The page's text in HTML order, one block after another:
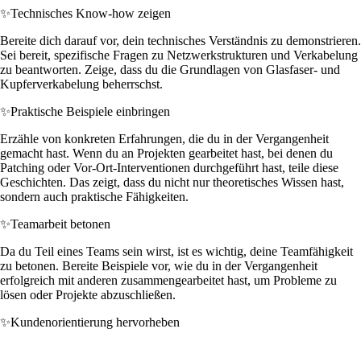
✨Technisches Know-how zeigen
Bereite dich darauf vor, dein technisches Verständnis zu demonstrieren.
Sei bereit, spezifische Fragen zu Netzwerkstrukturen und Verkabelung
zu beantworten. Zeige, dass du die Grundlagen von Glasfaser- und
Kupferverkabelung beherrschst.
✨Praktische Beispiele einbringen
Erzähle von konkreten Erfahrungen, die du in der Vergangenheit
gemacht hast. Wenn du an Projekten gearbeitet hast, bei denen du
Patching oder Vor-Ort-Interventionen durchgeführt hast, teile diese
Geschichten. Das zeigt, dass du nicht nur theoretisches Wissen hast,
sondern auch praktische Fähigkeiten.
✨Teamarbeit betonen
Da du Teil eines Teams sein wirst, ist es wichtig, deine Teamfähigkeit
zu betonen. Bereite Beispiele vor, wie du in der Vergangenheit
erfolgreich mit anderen zusammengearbeitet hast, um Probleme zu
lösen oder Projekte abzuschließen.
✨Kundenorientierung hervorheben